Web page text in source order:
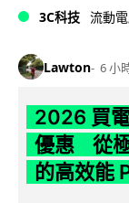
3C科技 流動
Lawton 6 小
2026 買
優惠 從極
的高效能